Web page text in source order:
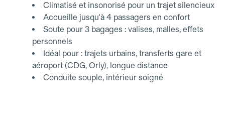
Climatisé et insonorisé pour un trajet silencieux
Accueille jusqu'à 4 passagers en confort
Soute pour 3 bagages : valises, malles, effets
personnels
Idéal pour : trajets urbains, transferts gare et
aéroport (CDG, Orly), longue distance
Conduite souple, intérieur soigné